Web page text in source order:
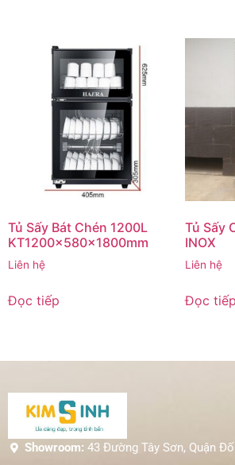
Tủ Sấy Bát Chén 1200L
KT1200x580x1800mm
Liên hệ
Đọc tiếp
Tủ Sấy
INOX
Liên hệ
Đọc tiếp
Showroom: 43 Đường Tây Sơn, Quận